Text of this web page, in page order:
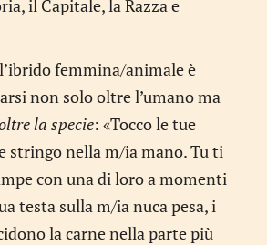
il Capitale, la Razza e
femmina/animale è
non solo oltre l’umano ma
la specie: «Tocco le tue
stringo nella m/ia mano. Tu ti
con una di loro a momenti
testa sulla m/ia nuca pesa, i
la carne nella parte più